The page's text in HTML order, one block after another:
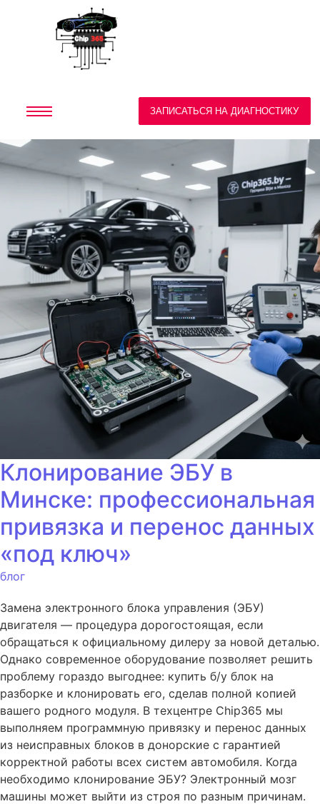
ЗАПИСАТЬСЯ НА ДИАГНОСТИКУ
Клонирование ЭБУ в
Минске: профессиональная
привязка и перенос данных
«под ключ»
блог
Замена электронного блока управления (ЭБУ)
двигателя — процедура дорогостоящая, если
обращаться к официальному дилеру за новой деталью.
Однако современное оборудование позволяет решить
проблему гораздо выгоднее: купить б/у блок на
разборке и клонировать его, сделав полной копией
вашего родного модуля. В техцентре Chip365 мы
выполняем программную привязку и перенос данных
из неисправных блоков в донорские с гарантией
корректной работы всех систем автомобиля. Когда
необходимо клонирование ЭБУ? Электронный мозг
машины может выйти из строя по разным причинам.